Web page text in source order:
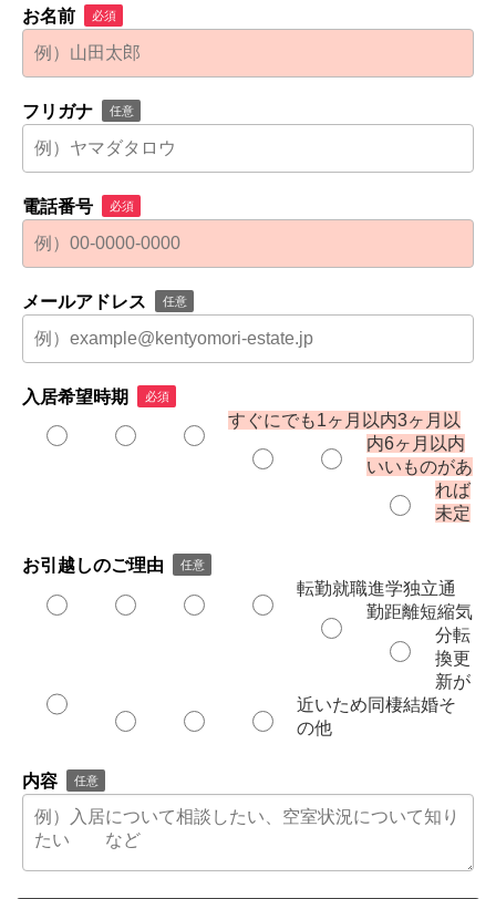
お名前 必須
フリガナ 任意
電話番号 必須
メールアドレス 任意
入居希望時期 必須
すぐにでも1ヶ月以内3ヶ月以
内6ヶ月以内
いいものがあ
れば
未定
お引越しのご理由 任意
転勤就職進学独立通
勤距離短縮気
分転
換更
新が
近いため同棲結婚そ
の他
内容 任意